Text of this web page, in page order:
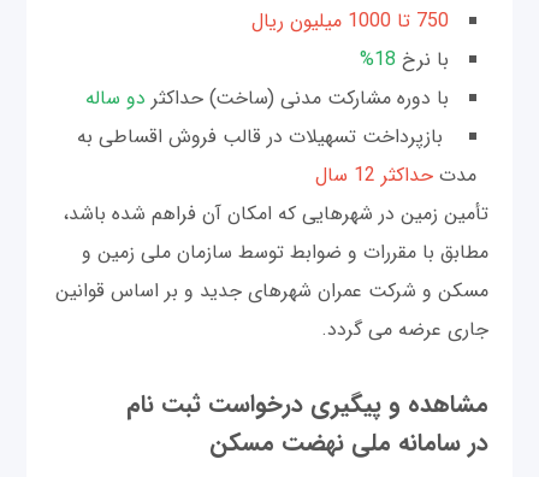
750 تا 1000 میلیون ریال
با نرخ 18%
با دوره مشارکت مدنی (ساخت) حداکثر دو ساله
بازپرداخت تسهیلات در قالب فروش اقساطی به
مدتحداكثر 12 سال
تأمین زمین در شهرهایی که امکان آن فراهم شده باشد،
مطابق با مقررات و ضوابط توسط سازمان ملی زمین و
مسکن و شركت عمران شهرهای جديد و بر اساس قوانين
جاری عرضه می گردد.
مشاهده و پيگيری درخواست ثبت نام
در سامانه ملی نهضت مسکن